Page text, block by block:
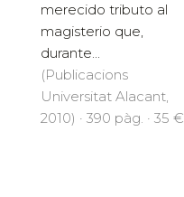
merecido tributo al
magisterio que,
durante...
(Publicacions
Universitat Alacant,
2010) · 390 pàg. · 35 €